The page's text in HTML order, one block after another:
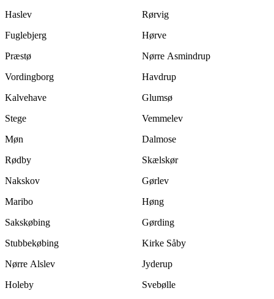
Haslev
Fuglebjerg
Præstø
Vordingborg
Kalvehave
Stege
Møn
Rødby
Nakskov
Maribo
Sakskøbing
Stubbekøbing
Nørre Alslev
Holeby
Rørvig
Hørve
Nørre Asmindrup
Havdrup
Glumsø
Vemmelev
Dalmose
Skælskør
Gørlev
Høng
Gørding
Kirke Såby
Jyderup
Svebølle